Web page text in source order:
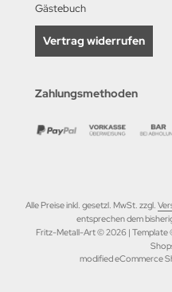
Gästebuch
Vertrag widerrufen
Zahlungsmethoden
Alle Preise inkl. gesetzl. MwSt. zzgl.
entsprechen dem
Fritz-Metall-Art © 2026 |
modified eCommerce